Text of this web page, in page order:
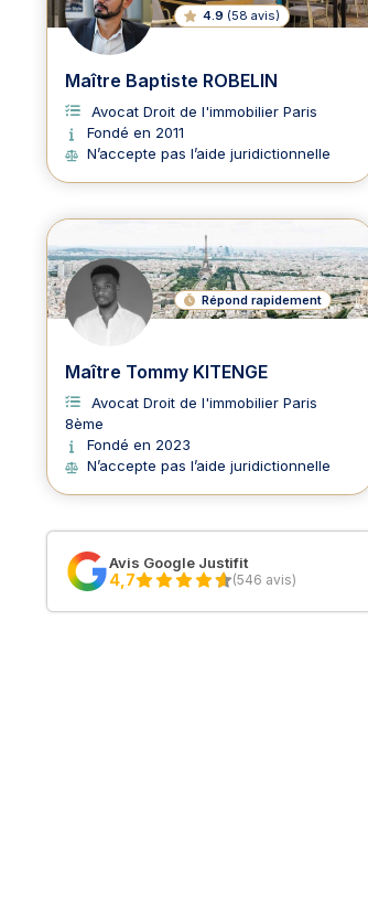
4.9 (58 avis)
Maître Baptiste ROBELIN
Avocat Droit de l'immobilier Paris
Fondé en 2011
N’accepte pas l’aide juridictionnelle
Répond rapidement
Maître Tommy KITENGE
Avocat Droit de l'immobilier Paris
8ème
Fondé en 2023
N’accepte pas l’aide juridictionnelle
Avis Google Justifit
4,7 (546 avis)